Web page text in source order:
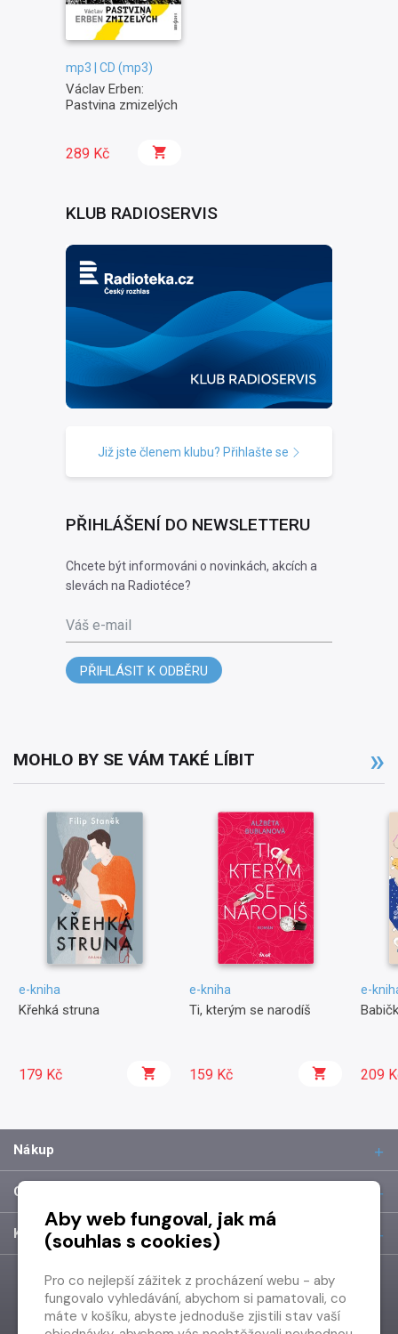
mp3 | CD (mp3)
Václav Erben:
Pastvina zmizelých
289 Kč
KLUB RADIOSERVIS
Již jste členem klubu? Přihlašte se
PŘIHLÁŠENÍ DO NEWSLETTERU
Chcete být informováni o novinkách, akcích a
slevách na Radiotéce?
Váš e-mail
PŘIHLÁSIT K ODBĚRU
MOHLO BY SE VÁM TAKÉ LÍBIT
e-kniha
Křehká struna
179 Kč
e-kniha
Ti, kterým se narodíš
159 Kč
e-
209
Nákup
O společnosti
Kontakt
Aby web fungoval, jak má
(souhlas s cookies)
Pro co nejlepší zážitek z procházení webu - aby
fungovalo vyhledávání, abychom si pamatovali, co
máte v košíku, abyste jednoduše zjistili stav vaší